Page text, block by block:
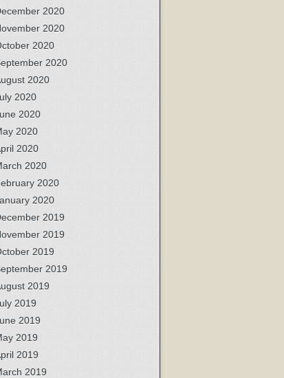
2020
2020
2020
2020
2020
2020
2020
2020
2020
2020
2020
2020
2019
2019
2019
2019
2019
2019
2019
2019
2019
2019